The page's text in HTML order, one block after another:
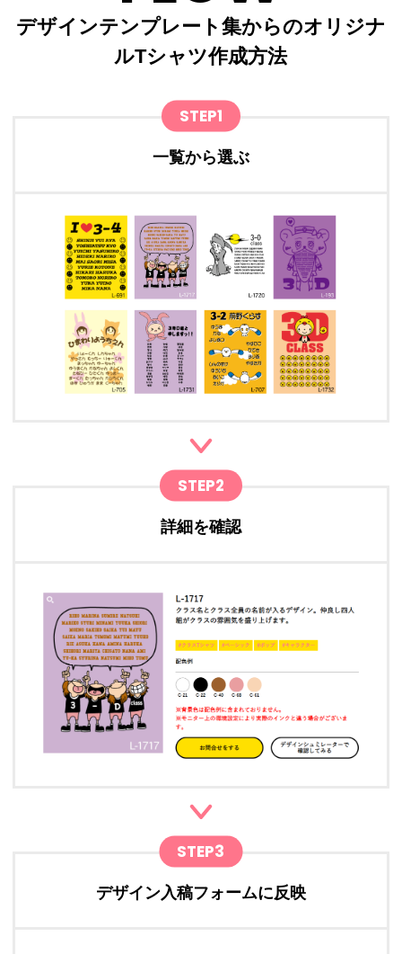
デザインテンプレート集からのオリジナ
ルTシャツ作成方法
STEP1
一覧から選ぶ
STEP2
詳細を確認
STEP3
デザイン入稿フォームに反映